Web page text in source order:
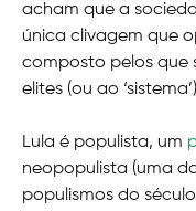
acham que a
única clivagem que
composto pelos que
elites (ou ao
Lula é populista, um
neopopulista (uma
populismos do